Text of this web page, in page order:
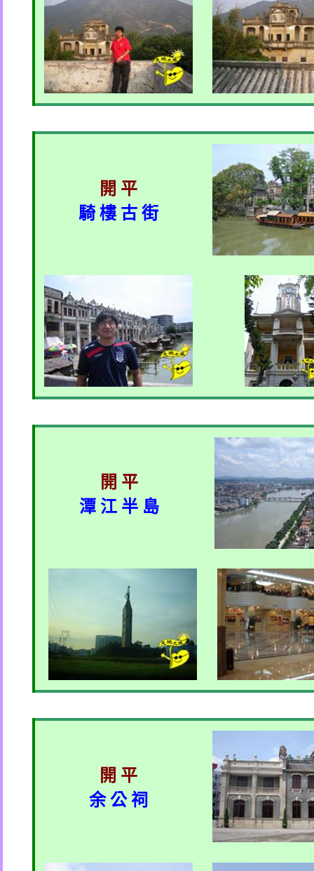
開 平
騎 樓 古 街
開 平
潭 江 半 島
開 平
余 公 祠